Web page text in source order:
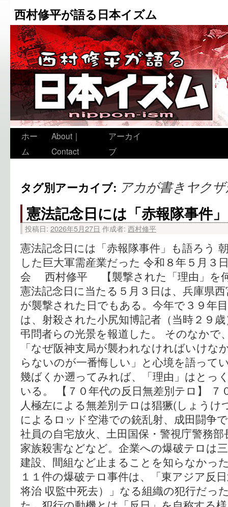
西村修平が語る日本イズム
ホー
ム
About｜
Contact
アーカイ
ブ
タグ別アーカイブ: アカが書きヤク
憲法記念日には「赤報隊事件
投稿日: 2026年5月27日 作成者: 西村修平
憲法記念日には「赤報隊事件」も語ろう
した巨大軍需産業だった 令和８年５月
会 西村修平 【襲撃された「理由」を
憲法記念日に当たる５月３日は、兵庫県
が襲撃された日でもある。今年で３９年
は、射殺された小尻知博記者（当時２９
弔問者らの光景を報道した。 そのなかで
「なぜ阪神支局が襲われなければいけな
らないのが一番悔しい」と心境を語って
幾ばくか遡ってみれば、「理由」はとっ
いる。 【７０年代の反日無差別テロ】 ７
人極左による無差別テロは猖獗(しょうけ
によるロッド空港での銃乱射、成田闘争
社員の自宅放火、土田国保・警視庁警務
家族殺害などなど。企業への爆破テロは
建設、間組など止まることを知らなかっ
１１件の爆破テロ事件は、「東アジア反
将治 収監中死去）」なる組織の犯行だっ